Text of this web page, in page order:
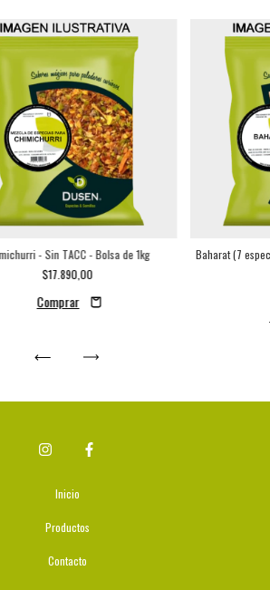
- Sin TACC - Bolsa de 1kg
$17.890,00
Baharat (7
Inicio
Productos
Contacto